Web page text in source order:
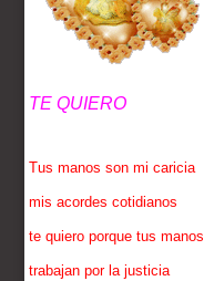
TE QUIERO
Tus manos son mi caricia
mis acordes cotidianos
te quiero porque tus manos
trabajan por la justicia